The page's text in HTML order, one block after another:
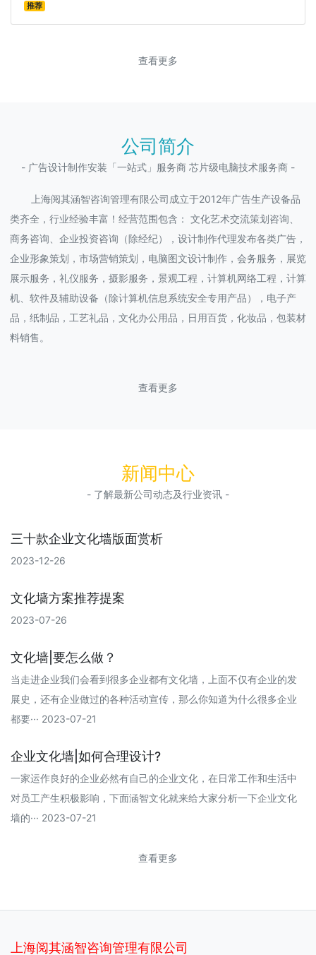
推荐
查看更多
公司简介
- 广告设计制作安装「一站式」服务商 芯片级电脑技术服务商 -
上海阅其涵智咨询管理有限公司成立于2012年广告生产设备品
类齐全，行业经验丰富！经营范围包含： 文化艺术交流策划咨询、
商务咨询、企业投资咨询（除经纪），设计制作代理发布各类广告，
企业形象策划，市场营销策划，电脑图文设计制作，会务服务，展览
展示服务，礼仪服务，摄影服务，景观工程，计算机网络工程，计算
机、软件及辅助设备（除计算机信息系统安全专用产品），电子产
品，纸制品，工艺礼品，文化办公用品，日用百货，化妆品，包装材
料销售。
查看更多
新闻中心
- 了解最新公司动态及行业资讯 -
三十款企业文化墙版面赏析
2023-12-26
文化墙方案推荐提案
2023-07-26
文化墙|要怎么做？
当走进企业我们会看到很多企业都有文化墙，上面不仅有企业的发
展史，还有企业做过的各种活动宣传，那么你知道为什么很多企业
都要··· 2023-07-21
企业文化墙|如何合理设计?
一家运作良好的企业必然有自己的企业文化，在日常工作和生活中
对员工产生积极影响，下面涵智文化就来给大家分析一下企业文化
墙的··· 2023-07-21
查看更多
上海阅其涵智咨询管理有限公司